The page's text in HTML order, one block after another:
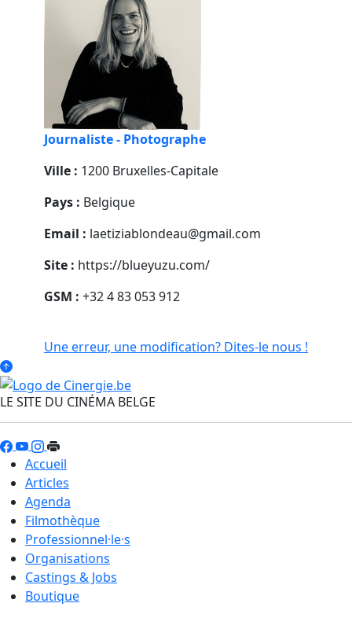
Journaliste - Photographe
Ville : 1200 Bruxelles-Capitale
Pays : Belgique
Email : laetiziablondeau@gmail.com
Site : https://blueyuzu.com/
GSM : +32 4 83 053 912
Une erreur, une modification? Dites-le nous !
LE SITE DU CINÉMA BELGE
Accueil
Articles
Agenda
Filmothèque
Professionnel·le·s
Organisations
Castings & Jobs
Boutique